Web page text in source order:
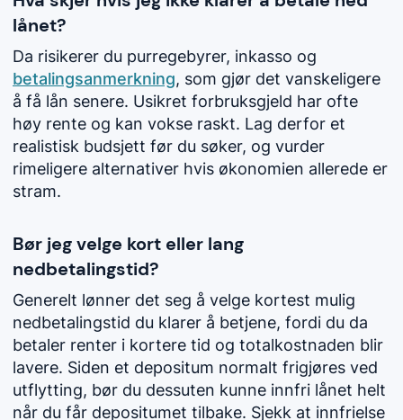
lånet?
Da risikerer du purregebyrer, inkasso og
betalingsanmerkning, som gjør det vanskeligere
å få lån senere. Usikret forbruksgjeld har ofte
høy rente og kan vokse raskt. Lag derfor et
realistisk budsjett før du søker, og vurder
rimeligere alternativer hvis økonomien allerede er
stram.
Bør jeg velge kort eller lang
nedbetalingstid?
Generelt lønner det seg å velge kortest mulig
nedbetalingstid du klarer å betjene, fordi du da
betaler renter i kortere tid og totalkostnaden blir
lavere. Siden et depositum normalt frigjøres ved
utflytting, bør du dessuten kunne innfri lånet helt
når du får depositumet tilbake. Sjekk at innfrielse